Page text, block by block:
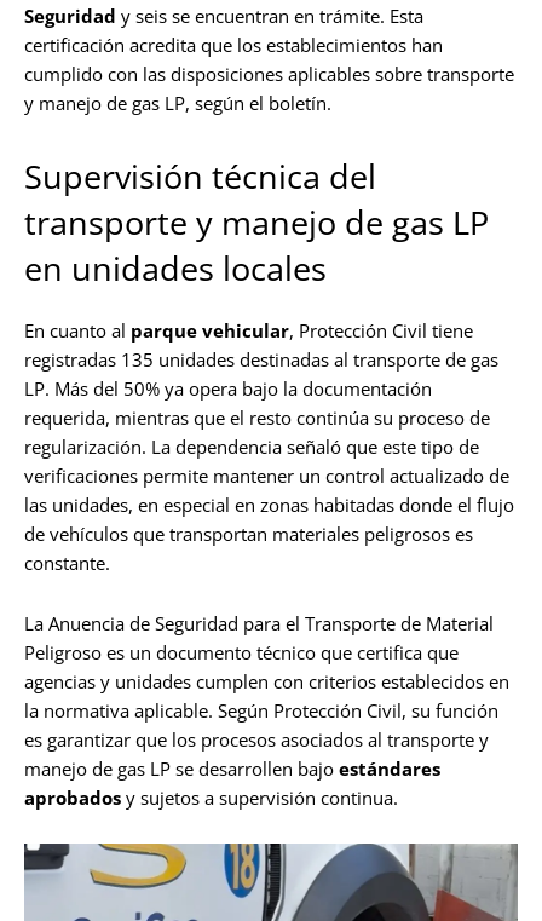
Seguridad y seis se encuentran en trámite. Esta
certificación acredita que los establecimientos han
cumplido con las disposiciones aplicables sobre transporte
y manejo de gas LP, según el boletín.
Supervisión técnica del
transporte y manejo de gas LP
en unidades locales
En cuanto al parque vehicular, Protección Civil tiene
registradas 135 unidades destinadas al transporte de gas
LP. Más del 50% ya opera bajo la documentación
requerida, mientras que el resto continúa su proceso de
regularización. La dependencia señaló que este tipo de
verificaciones permite mantener un control actualizado de
las unidades, en especial en zonas habitadas donde el flujo
de vehículos que transportan materiales peligrosos es
constante.
La Anuencia de Seguridad para el Transporte de Material
Peligroso es un documento técnico que certifica que
agencias y unidades cumplen con criterios establecidos en
la normativa aplicable. Según Protección Civil, su función
es garantizar que los procesos asociados al transporte y
manejo de gas LP se desarrollen bajo estándares
aprobados y sujetos a supervisión continua.